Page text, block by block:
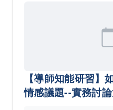
【導師知能研習】
情感議題--實務討